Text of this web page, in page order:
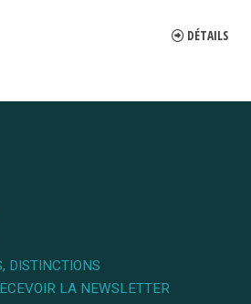
DÉTAILS
DISTINCTIONS
LA NEWSLETTER